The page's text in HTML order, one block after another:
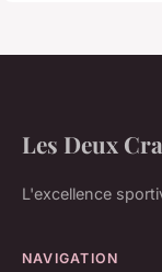
Les Deux
L'excellence
NAVIGATION